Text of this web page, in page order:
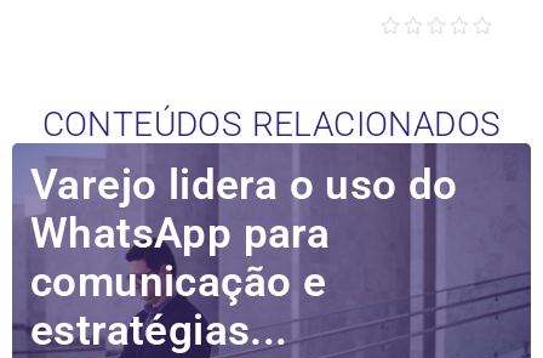
CONTEÚDOS RELACIONADOS
Varejo lidera o uso do
WhatsApp para
comunicação e
estratégias...